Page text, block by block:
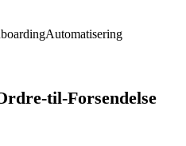
Automatisering
til-Forsendelse